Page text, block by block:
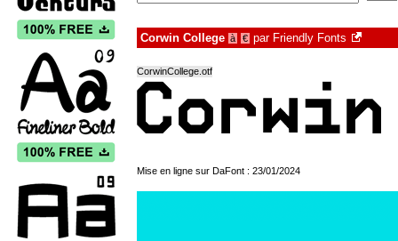
Corwin College à € par Friendly Fonts
CorwinCollege.otf
Mise en ligne sur DaFont : 23/01/2024